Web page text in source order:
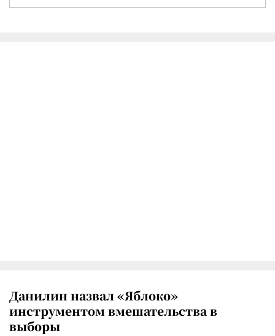
Данилин назвал «Яблоко»
инструментом вмешательства в
выборы